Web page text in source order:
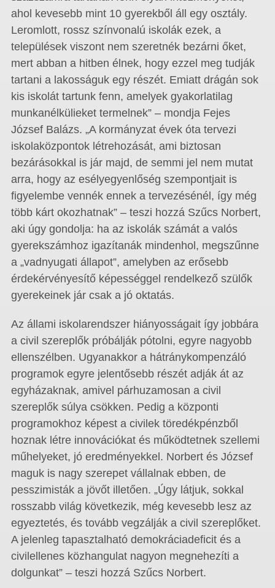
ahol kevesebb mint 10 gyerekből áll egy osztály.
Leromlott, rossz színvonalú iskolák ezek, a
települések viszont nem szeretnék bezárni őket,
mert abban a hitben élnek, hogy ezzel meg tudják
tartani a lakosságuk egy részét. Emiatt drágán sok
kis iskolát tartunk fenn, amelyek gyakorlatilag
munkanélkülieket termelnek” – mondja Fejes
József Balázs. „A kormányzat évek óta tervezi
iskolaközpontok létrehozását, ami biztosan
bezárásokkal is jár majd, de semmi jel nem mutat
arra, hogy az esélyegyenlőség szempontjait is
figyelembe vennék ennek a tervezésénél, így még
több kárt okozhatnak” – teszi hozzá Szűcs Norbert,
aki úgy gondolja: ha az iskolák számát a valós
gyerekszámhoz igazítanák mindenhol, megszűnne
a „vadnyugati állapot”, amelyben az erősebb
érdekérvényesítő képességgel rendelkező szülők
gyerekeinek jár csak a jó oktatás.
Az állami iskolarendszer hiányosságait így jobbára
a civil szereplők próbálják pótolni, egyre nagyobb
ellenszélben. Ugyanakkor a hátránykompenzáló
programok egyre jelentősebb részét adják át az
egyházaknak, amivel párhuzamosan a civil
szereplők súlya csökken. Pedig a központi
programokhoz képest a civilek töredékpénzből
hoznak létre innovációkat és működtetnek szellemi
műhelyeket, jó eredményekkel. Norbert és József
maguk is nagy szerepet vállalnak ebben, de
pesszimisták a jövőt illetően. „Úgy látjuk, sokkal
rosszabb világ következik, még kevesebb lesz az
egyeztetés, és tovább vegzálják a civil szereplőket.
A jelenleg tapasztalható demokráciadeficit és a
civilellenes közhangulat nagyon megnehezíti a
dolgunkat” – teszi hozzá Szűcs Norbert.